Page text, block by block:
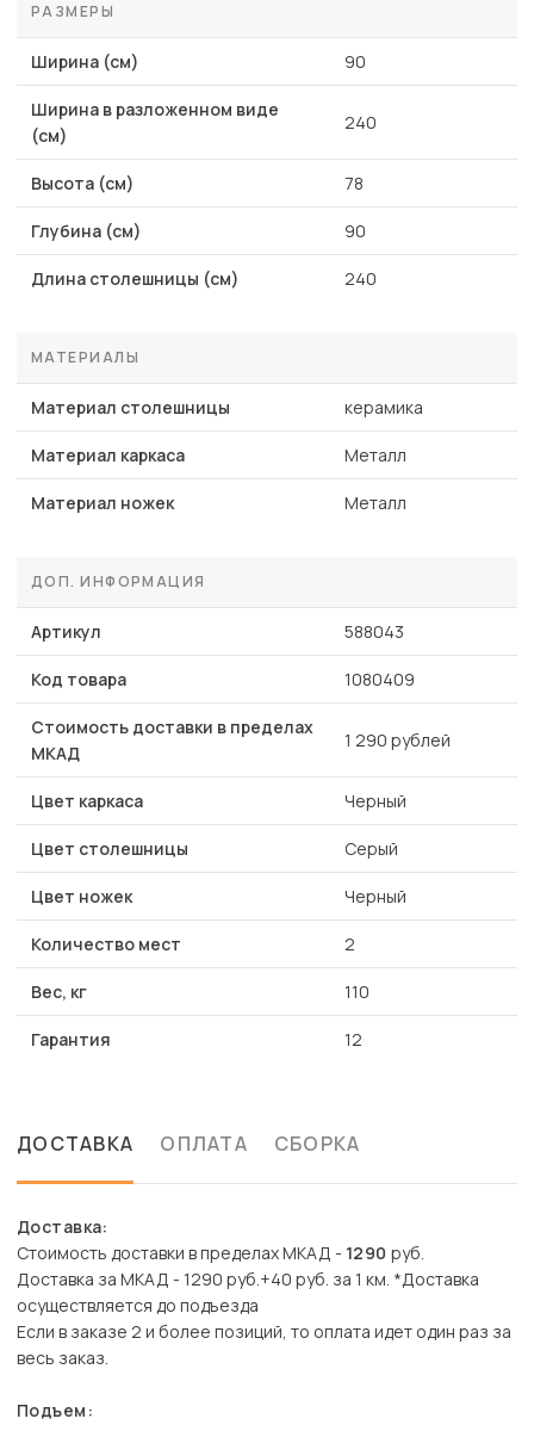
РАЗМЕРЫ
Ширина (см) 90
Ширина в разложенном виде
(см)
240
Высота (см) 78
Глубина (см) 90
Длина столешницы (см) 240
МАТЕРИАЛЫ
Материал столешницы керамика
Материал каркаса Металл
Материал ножек Металл
ДОП. ИНФОРМАЦИЯ
Артикул 588043
Код товара 1080409
Стоимость доставки в пределах
МКАД
1 290 рублей
Цвет каркаса Черный
Цвет столешницы Серый
Цвет ножек Черный
Количество мест 2
Вес, кг 110
Гарантия 12
ДОСТАВКА ОПЛАТА СБОРКА
Доставка:
Стоимость доставки в пределах МКАД - 1290 руб.
Доставка за МКАД - 1290 руб.+40 руб. за 1 км. *Доставка
осуществляется до подъезда
Если в заказе 2 и более позиций, то оплата идет один раз за
весь заказ.
Подъем: